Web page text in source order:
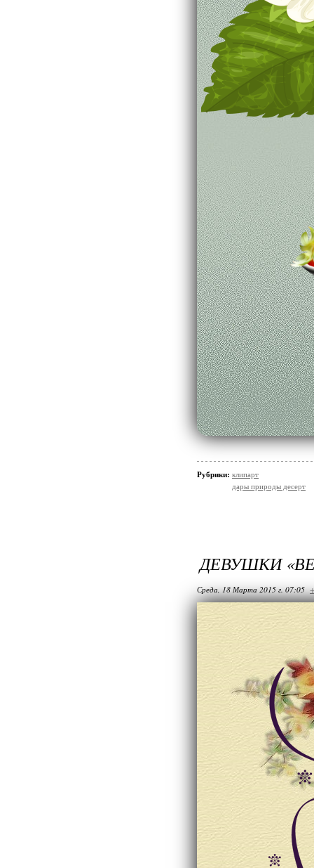
Рубрики: клипарт
дары природы десерт
ДЕВУШКИ
Среда, 18 Марта 2015 г. 07:05